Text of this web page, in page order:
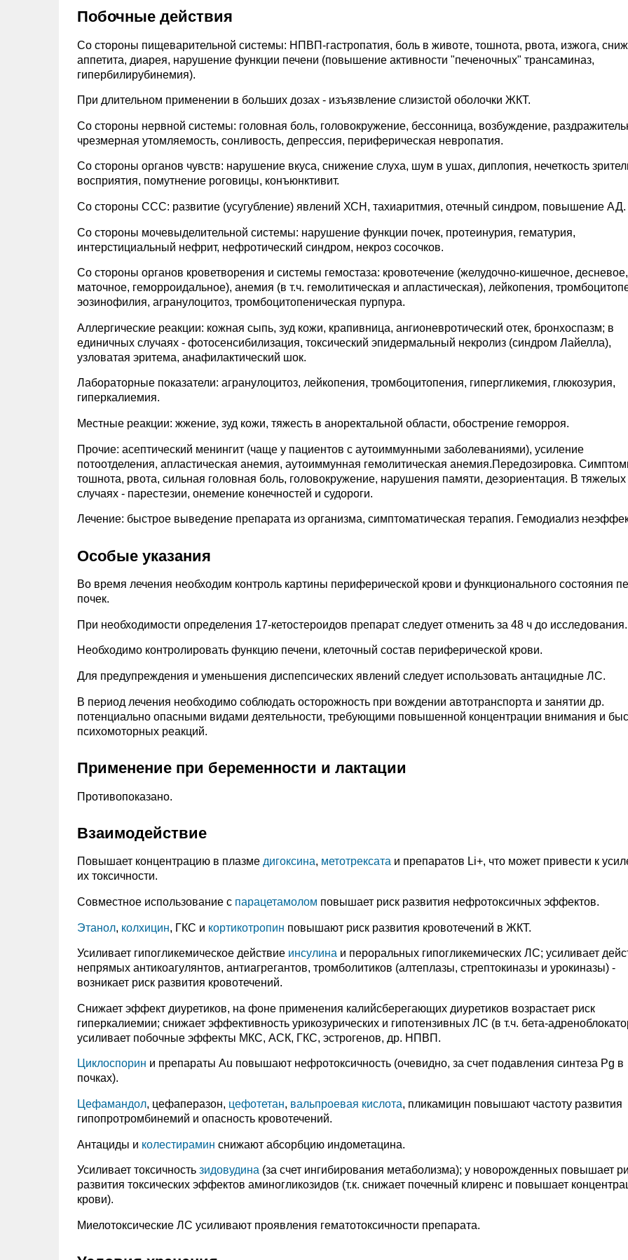
Побочные действия
Со стороны пищеварительной системы: НПВП-гастропатия, боль в животе, тошнота, рвота, изжога,
аппетита, диарея, нарушение функции печени (повышение активности "печеночных" трансаминаз,
гипербилирубинемия).
При длительном применении в больших дозах - изъязвление слизистой оболочки ЖКТ.
Со стороны нервной системы: головная боль, головокружение, бессонница, возбуждение,
чрезмерная утомляемость, сонливость, депрессия, периферическая невропатия.
Со стороны органов чувств: нарушение вкуса, снижение слуха, шум в ушах, диплопия, нечеткость
восприятия, помутнение роговицы, конъюнктивит.
Со стороны ССС: развитие (усугубление) явлений ХСН, тахиаритмия, отечный синдром, повышение АД.
Со стороны мочевыделительной системы: нарушение функции почек, протеинурия, гематурия,
интерстициальный нефрит, нефротический синдром, некроз сосочков.
Со стороны органов кроветворения и системы гемостаза: кровотечение (желудочно-кишечное, десневое,
маточное, геморроидальное), анемия (в т.ч. гемолитическая и апластическая), лейкопения,
эозинофилия, агранулоцитоз, тромбоцитопеническая пурпура.
Аллергические реакции: кожная сыпь, зуд кожи, крапивница, ангионевротический отек, бронхоспазм; в
единичных случаях - фотосенсибилизация, токсический эпидермальный некролиз (синдром Лайелла),
узловатая эритема, анафилактический шок.
Лабораторные показатели: агранулоцитоз, лейкопения, тромбоцитопения, гипергликемия, глюкозурия,
гиперкалиемия.
Местные реакции: жжение, зуд кожи, тяжесть в аноректальной области, обострение геморроя.
Прочие: асептический менингит (чаще у пациентов с аутоиммунными заболеваниями), усиление
потоотделения, апластическая анемия, аутоиммунная гемолитическая анемия.Передозировка.
тошнота, рвота, сильная головная боль, головокружение, нарушения памяти, дезориентация. В тяжелых
случаях - парестезии, онемение конечностей и судороги.
Лечение: быстрое выведение препарата из организма, симптоматическая терапия. Гемодиализ
Особые указания
Во время лечения необходим контроль картины периферической крови и функционального состояния
почек.
При необходимости определения 17-кетостероидов препарат следует отменить за 48 ч до исследования.
Необходимо контролировать функцию печени, клеточный состав периферической крови.
Для предупреждения и уменьшения диспепсических явлений следует использовать антацидные ЛС.
В период лечения необходимо соблюдать осторожность при вождении автотранспорта и занятии др.
потенциально опасными видами деятельности, требующими повышенной концентрации внимания и
психомоторных реакций.
Применение при беременности и лактации
Противопоказано.
Взаимодействие
Повышает концентрацию в плазме дигоксина, метотрексата и препаратов Li+, что может привести к
их токсичности.
Совместное использование с парацетамолом повышает риск развития нефротоксичных эффектов.
Этанол, колхицин, ГКС и кортикотропин повышают риск развития кровотечений в ЖКТ.
Усиливает гипогликемическое действие инсулина и пероральных гипогликемических ЛС; усиливает
непрямых антикоагулянтов, антиагрегантов, тромболитиков (алтеплазы, стрептокиназы и урокиназы) -
возникает риск развития кровотечений.
Снижает эффект диуретиков, на фоне применения калийсберегающих диуретиков возрастает риск
гиперкалиемии; снижает эффективность урикозурических и гипотензивных ЛС (в т.ч. бета-
усиливает побочные эффекты МКС, АСК, ГКС, эстрогенов, др. НПВП.
Циклоспорин и препараты Au повышают нефротоксичность (очевидно, за счет подавления синтеза Pg в
почках).
Цефамандол, цефаперазон, цефотетан, вальпроевая кислота, пликамицин повышают частоту развития
гипопротромбинемий и опасность кровотечений.
Антациды и колестирамин снижают абсорбцию индометацина.
Усиливает токсичность зидовудина (за счет ингибирования метаболизма); у новорожденных повышает
развития токсических эффектов аминогликозидов (т.к. снижает почечный клиренс и повышает
крови).
Миелотоксические ЛС усиливают проявления гематотоксичности препарата.